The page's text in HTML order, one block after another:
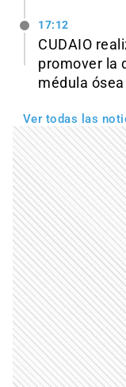
17:12
CUDAIO
promover la
médula ósea
Ver todas las